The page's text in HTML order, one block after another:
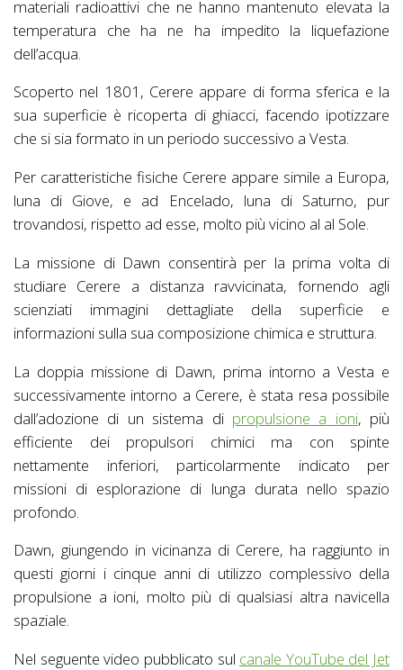
materiali radioattivi che ne hanno mantenuto elevata la
temperatura che ha ne ha impedito la liquefazione
dell’acqua.
Scoperto nel 1801, Cerere appare di forma sferica e la
sua superficie è ricoperta di ghiacci, facendo ipotizzare
che si sia formato in un periodo successivo a Vesta.
Per caratteristiche fisiche Cerere appare simile a Europa,
luna di Giove, e ad Encelado, luna di Saturno, pur
trovandosi, rispetto ad esse, molto più vicino al al Sole.
La missione di Dawn consentirà per la prima volta di
studiare Cerere a distanza ravvicinata, fornendo agli
scienziati immagini dettagliate della superficie e
informazioni sulla sua composizione chimica e struttura.
La doppia missione di Dawn, prima intorno a Vesta e
successivamente intorno a Cerere, è stata resa possibile
dall’adozione di un sistema di propulsione a ioni, più
efficiente dei propulsori chimici ma con spinte
nettamente inferiori, particolarmente indicato per
missioni di esplorazione di lunga durata nello spazio
profondo.
Dawn, giungendo in vicinanza di Cerere, ha raggiunto in
questi giorni i cinque anni di utilizzo complessivo della
propulsione a ioni, molto più di qualsiasi altra navicella
spaziale.
Nel seguente video pubblicato sul canale YouTube del Jet